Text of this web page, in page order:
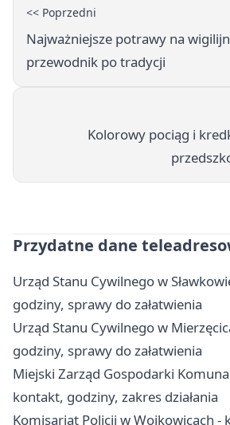
<< Poprzedni
Najważniejsze potrawy na
przewodnik po tradycji
Kolorowy pociąg i
Przydatne dane
Urząd Stanu Cywilnego w
godziny, sprawy do załatwienia
Urząd Stanu Cywilnego w
godziny, sprawy do załatwienia
Miejski Zarząd Gospodarki
kontakt, godziny, zakres działania
Komisariat Policji w Wojkowicach -